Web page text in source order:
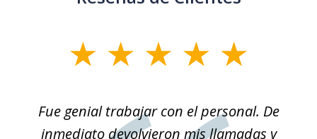
Fue genial trabajar con el personal. De
inmediato devolvieron mis llamadas y